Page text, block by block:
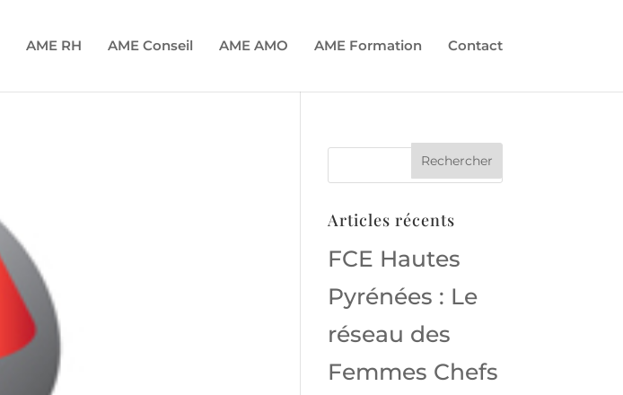
AME RH AME Conseil AME AMO AME Formation Contact
Articles récents
FCE Hautes
Pyrénées : Le
réseau des
Femmes Chefs